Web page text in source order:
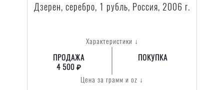
Дзерен, серебро, 1 рубль, Россия, 2006 г.
Характеристики ↓
ПРОДАЖА
4 500 ₽
ПОКУПКА
Цена за грамм и oz ↓